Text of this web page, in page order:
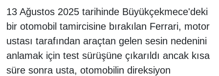
13 Ağustos 2025 tarihinde Büyükçekmece'deki
bir otomobil tamircisine bırakılan Ferrari, motor
ustası tarafından araçtan gelen sesin nedenini
anlamak için test sürüşüne çıkarıldı ancak kısa
süre sonra usta, otomobilin direksiyon